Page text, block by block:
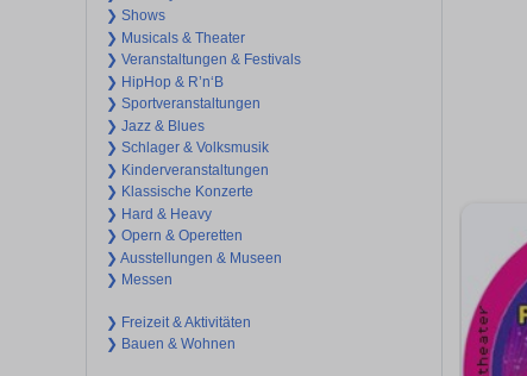
❯ Shows
❯ Musicals & Theater
❯ Veranstaltungen & Festivals
❯ HipHop & R’n‘B
❯ Sportveranstaltungen
❯ Jazz & Blues
❯ Schlager & Volksmusik
❯ Kinderveranstaltungen
❯ Klassische Konzerte
❯ Hard & Heavy
❯ Opern & Operetten
❯ Ausstellungen & Museen
❯ Messen
❯ Freizeit & Aktivitäten
❯ Bauen & Wohnen